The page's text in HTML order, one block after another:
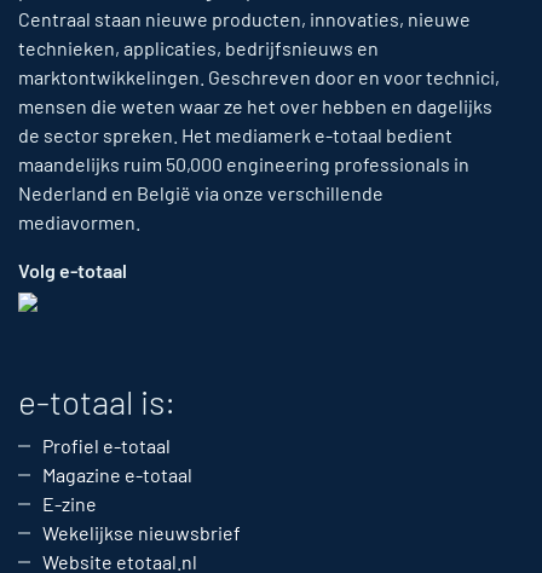
Centraal staan nieuwe producten, innovaties, nieuwe
technieken, applicaties, bedrijfsnieuws en
marktontwikkelingen. Geschreven door en voor technici,
mensen die weten waar ze het over hebben en dagelijks
de sector spreken. Het mediamerk e-totaal bedient
maandelijks ruim 50,000 engineering professionals in
Nederland en België via onze verschillende
mediavormen.
Volg e-totaal
e-totaal is:
Profiel e-totaal
Magazine e-totaal
E-zine
Wekelijkse nieuwsbrief
Website etotaal.nl